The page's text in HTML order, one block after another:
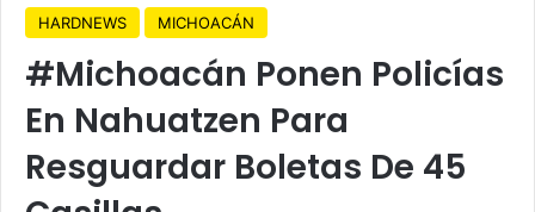
HARDNEWS MICHOACÁN
#Michoacán Ponen Policías
En Nahuatzen Para
Resguardar Boletas De 45